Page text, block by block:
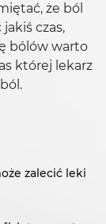
że ból
czas,
bólów warto
której lekarz
zalecić leki